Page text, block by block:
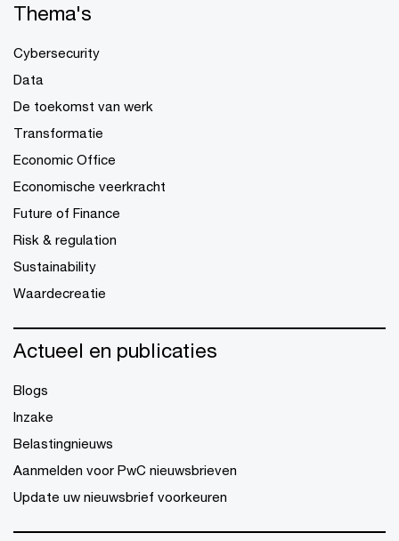
Thema's
Cybersecurity
Data
De toekomst van werk
Transformatie
Economic Office
Economische veerkracht
Future of Finance
Risk & regulation
Sustainability
Waardecreatie
Actueel en publicaties
Blogs
Inzake
Belastingnieuws
Aanmelden voor PwC nieuwsbrieven
Update uw nieuwsbrief voorkeuren